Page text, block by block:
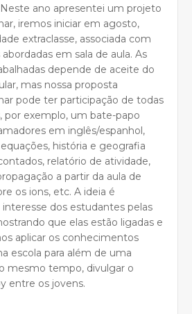
ano apresentei um projeto
iremos iniciar em agosto,
extraclasse, associada com
em sala de aula. As
depende de aceite do
mas nossa proposta
pode ter participação de todas
por exemplo, um bate-papo
em inglês/espanhol,
história e geografia
relatório de atividade,
a partir da aula de
os ions, etc. A ideia é
dos estudantes pelas
que elas estão ligadas e
aplicar os conhecimentos
escola para além de uma
mesmo tempo, divulgar o
entre os jovens.